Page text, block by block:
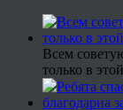
Всем
только в